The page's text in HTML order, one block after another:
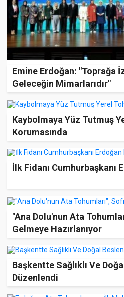
Emine Erdoğan: "Toprağa
Geleceğin Mimarlarıdır"
Kaybolmaya Yüz Tutmuş
Korumasında
İlk Fidanı Cumhurbaşkanı
"Ana Dolu'nun Ata
Gelmeye Hazırlanıyor
Başkentte Sağlıklı Ve
Düzenlendi